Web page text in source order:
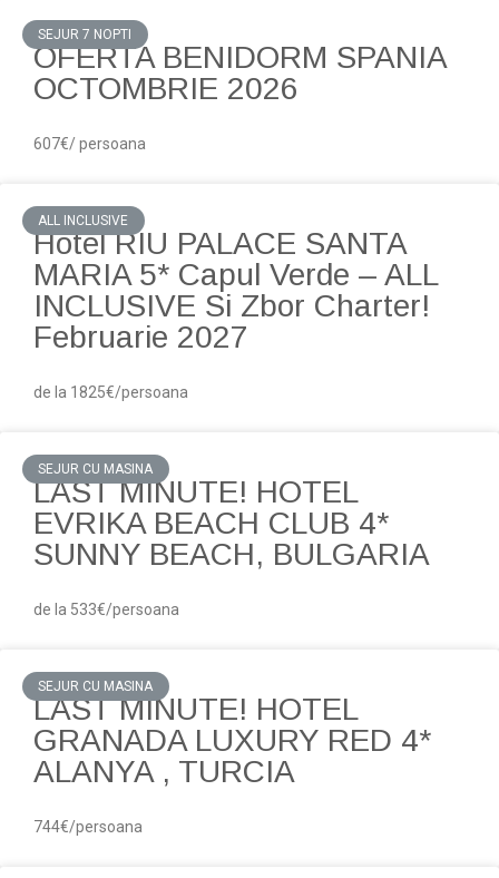
SEJUR 7 NOPTI
OFERTA BENIDORM SPANIA
OCTOMBRIE 2026
607€/ persoana
ALL INCLUSIVE
Hotel RIU PALACE SANTA
MARIA 5* Capul Verde – ALL
INCLUSIVE Si Zbor Charter!
Februarie 2027
de la 1825€/persoana
SEJUR CU MASINA
LAST MINUTE! HOTEL
EVRIKA BEACH CLUB 4*
SUNNY BEACH, BULGARIA
de la 533€/persoana
SEJUR CU MASINA
LAST MINUTE! HOTEL
GRANADA LUXURY RED 4*
ALANYA , TURCIA
744€/persoana